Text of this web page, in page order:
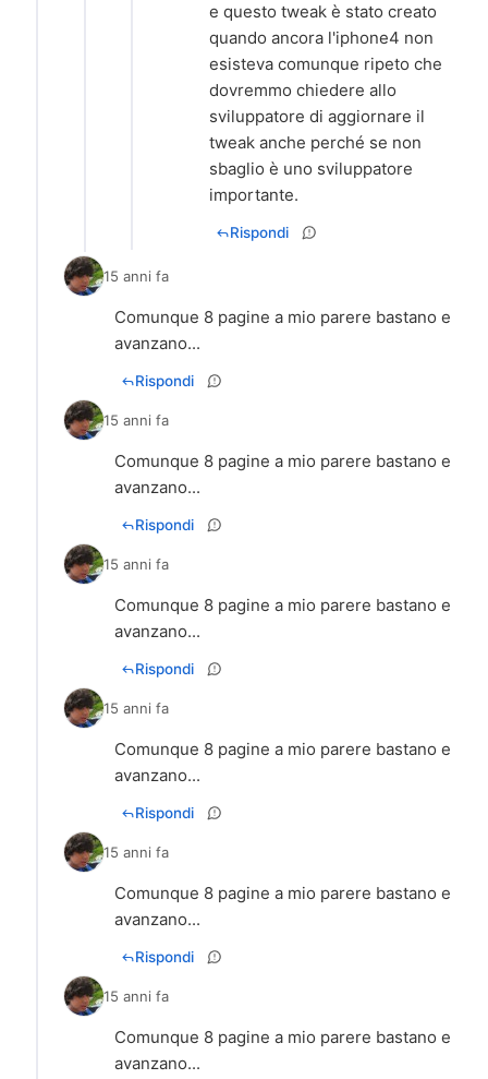
e questo tweak è stato creato
quando ancora l'iphone4 non
esisteva comunque ripeto che
dovremmo chiedere allo
sviluppatore di aggiornare il
tweak anche perché se non
sbaglio è uno sviluppatore
importante.
Rispondi
15 anni fa
Comunque 8 pagine a mio parere bastano e
avanzano...
Rispondi
15 anni fa
Comunque 8 pagine a mio parere bastano e
avanzano...
Rispondi
15 anni fa
Comunque 8 pagine a mio parere bastano e
avanzano...
Rispondi
15 anni fa
Comunque 8 pagine a mio parere bastano e
avanzano...
Rispondi
15 anni fa
Comunque 8 pagine a mio parere bastano e
avanzano...
Rispondi
15 anni fa
Comunque 8 pagine a mio parere bastano e
avanzano...